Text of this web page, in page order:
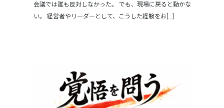
会議では誰も反対しなかった。 でも、現場に戻ると動かな
い。 経営者やリーダーとして、こうした経験をお[...]